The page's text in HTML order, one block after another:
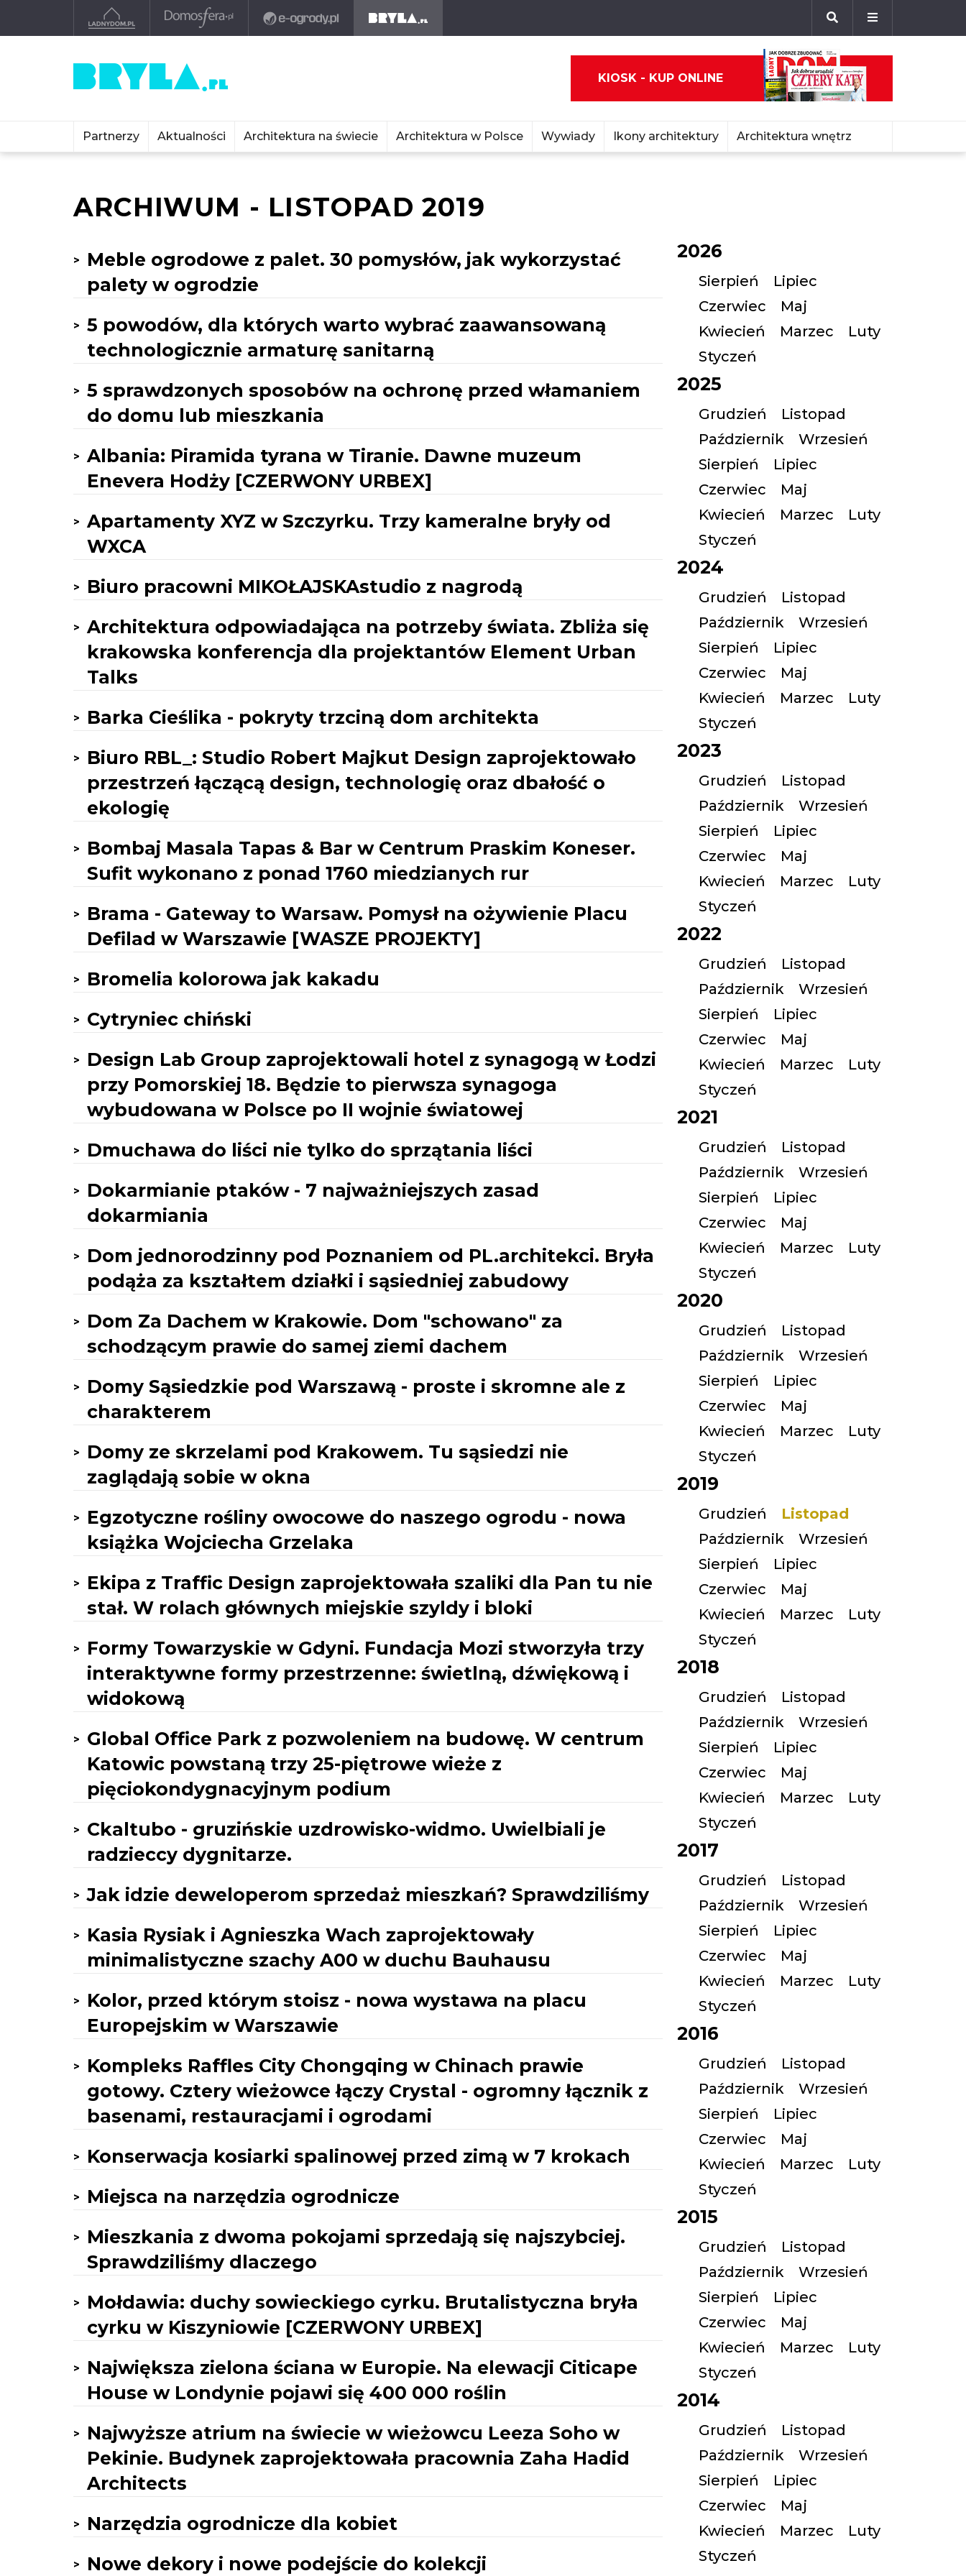
KIOSK - KUP ONLINE
Partnerzy Aktualności Architektura na świecie Architektura w Polsce Wywiady Ikony architektury Architektura wnętrz
ARCHIWUM - LISTOPAD 2019
Meble ogrodowe z palet. 30 pomysłów, jak wykorzystać
palety w ogrodzie
5 powodów, dla których warto wybrać zaawansowaną
technologicznie armaturę sanitarną
5 sprawdzonych sposobów na ochronę przed włamaniem
do domu lub mieszkania
Albania: Piramida tyrana w Tiranie. Dawne muzeum
Enevera Hodży [CZERWONY URBEX]
Apartamenty XYZ w Szczyrku. Trzy kameralne bryły od
WXCA
Biuro pracowni MIKOŁAJSKAstudio z nagrodą
Architektura odpowiadająca na potrzeby świata. Zbliża się
krakowska konferencja dla projektantów Element Urban
Talks
Barka Cieślika - pokryty trzciną dom architekta
Biuro RBL_: Studio Robert Majkut Design zaprojektowało
przestrzeń łączącą design, technologię oraz dbałość o
ekologię
Bombaj Masala Tapas & Bar w Centrum Praskim Koneser.
Sufit wykonano z ponad 1760 miedzianych rur
Brama - Gateway to Warsaw. Pomysł na ożywienie Placu
Defilad w Warszawie [WASZE PROJEKTY]
Bromelia kolorowa jak kakadu
Cytryniec chiński
Design Lab Group zaprojektowali hotel z synagogą w Łodzi
przy Pomorskiej 18. Będzie to pierwsza synagoga
wybudowana w Polsce po II wojnie światowej
Dmuchawa do liści nie tylko do sprzątania liści
Dokarmianie ptaków - 7 najważniejszych zasad
dokarmiania
Dom jednorodzinny pod Poznaniem od PL.architekci. Bryła
podąża za kształtem działki i sąsiedniej zabudowy
Dom Za Dachem w Krakowie. Dom "schowano" za
schodzącym prawie do samej ziemi dachem
Domy Sąsiedzkie pod Warszawą - proste i skromne ale z
charakterem
Domy ze skrzelami pod Krakowem. Tu sąsiedzi nie
zaglądają sobie w okna
Egzotyczne rośliny owocowe do naszego ogrodu - nowa
książka Wojciecha Grzelaka
Ekipa z Traffic Design zaprojektowała szaliki dla Pan tu nie
stał. W rolach głównych miejskie szyldy i bloki
Formy Towarzyskie w Gdyni. Fundacja Mozi stworzyła trzy
interaktywne formy przestrzenne: świetlną, dźwiękową i
widokową
Global Office Park z pozwoleniem na budowę. W centrum
Katowic powstaną trzy 25-piętrowe wieże z
pięciokondygnacyjnym podium
Ckaltubo - gruzińskie uzdrowisko-widmo. Uwielbiali je
radzieccy dygnitarze.
Jak idzie deweloperom sprzedaż mieszkań? Sprawdziliśmy
Kasia Rysiak i Agnieszka Wach zaprojektowały
minimalistyczne szachy A00 w duchu Bauhausu
Kolor, przed którym stoisz - nowa wystawa na placu
Europejskim w Warszawie
Kompleks Raffles City Chongqing w Chinach prawie
gotowy. Cztery wieżowce łączy Crystal - ogromny łącznik z
basenami, restauracjami i ogrodami
Konserwacja kosiarki spalinowej przed zimą w 7 krokach
Miejsca na narzędzia ogrodnicze
Mieszkania z dwoma pokojami sprzedają się najszybciej.
Sprawdziliśmy dlaczego
Mołdawia: duchy sowieckiego cyrku. Brutalistyczna bryła
cyrku w Kiszyniowie [CZERWONY URBEX]
Największa zielona ściana w Europie. Na elewacji Citicape
House w Londynie pojawi się 400 000 roślin
Najwyższe atrium na świecie w wieżowcu Leeza Soho w
Pekinie. Budynek zaprojektowała pracownia Zaha Hadid
Architects
Narzędzia ogrodnicze dla kobiet
Nowe dekory i nowe podejście do kolekcji
2026
Sierpień
Lipiec
Czerwiec
Maj
Kwiecień
Marzec
Luty
Styczeń
2025
Grudzień
Listopad
Październik
Wrzesień
Sierpień
Lipiec
Czerwiec
Maj
Kwiecień
Marzec
Luty
Styczeń
2024
Grudzień
Listopad
Październik
Wrzesień
Sierpień
Lipiec
Czerwiec
Maj
Kwiecień
Marzec
Luty
Styczeń
2023
Grudzień
Listopad
Październik
Wrzesień
Sierpień
Lipiec
Czerwiec
Maj
Kwiecień
Marzec
Luty
Styczeń
2022
Grudzień
Listopad
Październik
Wrzesień
Sierpień
Lipiec
Czerwiec
Maj
Kwiecień
Marzec
Luty
Styczeń
2021
Grudzień
Listopad
Październik
Wrzesień
Sierpień
Lipiec
Czerwiec
Maj
Kwiecień
Marzec
Luty
Styczeń
2020
Grudzień
Listopad
Październik
Wrzesień
Sierpień
Lipiec
Czerwiec
Maj
Kwiecień
Marzec
Luty
Styczeń
2019
Grudzień
Listopad
Październik
Wrzesień
Sierpień
Lipiec
Czerwiec
Maj
Kwiecień
Marzec
Luty
Styczeń
2018
Grudzień
Listopad
Październik
Wrzesień
Sierpień
Lipiec
Czerwiec
Maj
Kwiecień
Marzec
Luty
Styczeń
2017
Grudzień
Listopad
Październik
Wrzesień
Sierpień
Lipiec
Czerwiec
Maj
Kwiecień
Marzec
Luty
Styczeń
2016
Grudzień
Listopad
Październik
Wrzesień
Sierpień
Lipiec
Czerwiec
Maj
Kwiecień
Marzec
Luty
Styczeń
2015
Grudzień
Listopad
Październik
Wrzesień
Sierpień
Lipiec
Czerwiec
Maj
Kwiecień
Marzec
Luty
Styczeń
2014
Grudzień
Listopad
Październik
Wrzesień
Sierpień
Lipiec
Czerwiec
Maj
Kwiecień
Marzec
Luty
Styczeń